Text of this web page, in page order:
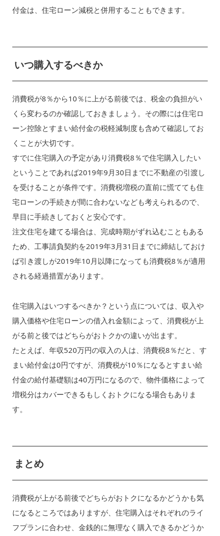
付金は、住宅ローン減税と併用することもできます。
いつ購入するべきか
消費税が8％から10％に上がる前後では、税金の負担がい
くら変わるのか確認しておきましょう。その際には住宅ロ
ーン控除とすまい給付金の税軽減制度も含めて確認してお
くことが大切です。
すでに住宅購入の予定があり消費税8％で住宅購入したい
ということであれば2019年9月30日までに不動産の引渡し
を受けることが条件です。消費税増税の直前に慌てても住
宅ローンの手続きが間に合わないなども考えられるので、
早目に手続きしておくと安心です。
注文住宅を建てる場合は、完成時期がずれ込むこともある
ため、工事請負契約を2019年3月31日までに締結しておけ
ば引き渡しが2019年10月以降になっても消費税8％が適用
される経過措置があります。
住宅購入はいつするべきか？という点については、収入や
購入価格や住宅ローンの借入れ金額によって、消費税が上
がる前と後ではどちらがおトクかの違いが出ます。
たとえば、年収520万円の収入の人は、消費税8％だと、す
まい給付金は0円ですが、消費税が10％になるとすまい給
付金の給付基礎額は40万円になるので、物件価格によって
増税分はカバーできるもしくおトクになる場合もありま
す。
まとめ
消費税が上がる前後でどちらがおトクになるかどうかも気
になるところではありますが、住宅購入はそれぞれのライ
フプランに合わせ、金銭的に無理なく購入できるかどうか